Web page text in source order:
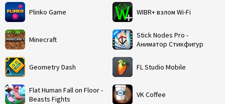
Plinko Game
Minecraft
Geometry Dash
Flat Human Fall on Floor -
Beasts Fights
WIBR+ взлом Wi-Fi
Stick Nodes Pro -
Аниматор Стикфигур
FL Studio Mobile
VK Coffee